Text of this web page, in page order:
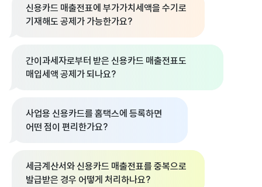
신용카드 매출전표에 부가가치세액을 수기로
기재해도 공제가 가능한가요?
간이과세자로부터 받은 신용카드 매출전표도
매입세액 공제가 되나요?
사업용 신용카드를 홈택스에 등록하면
어떤 점이 편리한가요?
세금계산서와 신용카드 매출전표를 중복으로
발급받은 경우 어떻게 처리하나요?